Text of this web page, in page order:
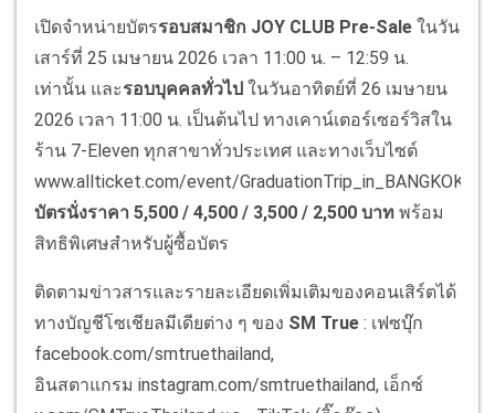
เปิดจำหน่ายบัตรรอบสมาชิก JOY CLUB Pre-Sale ในวัน
เสาร์ที่ 25 เมษายน 2026 เวลา 11:00 น. – 12:59 น.
เท่านั้น และรอบบุคคลทั่วไป ในวันอาทิตย์ที่ 26 เมษายน
2026 เวลา 11:00 น. เป็นต้นไป ทางเคาน์เตอร์เซอร์วิสใน
ร้าน 7-Eleven ทุกสาขาทั่วประเทศ และทางเว็บไซต์
www.allticket.com/event/GraduationTrip_in_BANGKOK
บัตรนั่งราคา 5,500 / 4,500 / 3,500 / 2,500 บาท พร้อม
สิทธิพิเศษสำหรับผู้ซื้อบัตร
ติดตามข่าวสารและรายละเอียดเพิ่มเติมของคอนเสิร์ตได้
ทางบัญชีโซเชียลมีเดียต่าง ๆ ของ SM True : เฟซบุ๊ก
facebook.com/smtruethailand,
อินสตาแกรม instagram.com/smtruethailand, เอ็กซ์